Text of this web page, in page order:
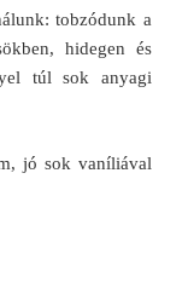
tobzódunk a
hidegen és
túl sok anyagi
jó sok vaníliával